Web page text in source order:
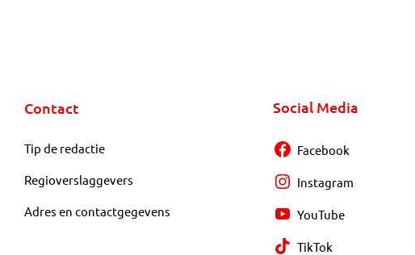
Contact
Tip de redactie
Regioverslaggevers
Adres en contactgegevens
Social Media
Facebook
Instagram
YouTube
TikTok